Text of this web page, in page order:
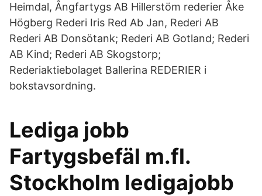
Heimdal, Ångfartygs AB Hillerstöm rederier Åke
Högberg Rederi Iris Red Ab Jan, Rederi AB
Rederi AB Donsötank; Rederi AB Gotland; Rederi
AB Kind; Rederi AB Skogstorp;
Rederiaktiebolaget Ballerina REDERIER i
bokstavsordning.
Lediga jobb
Fartygsbefäl m.fl.
Stockholm ledigajobb